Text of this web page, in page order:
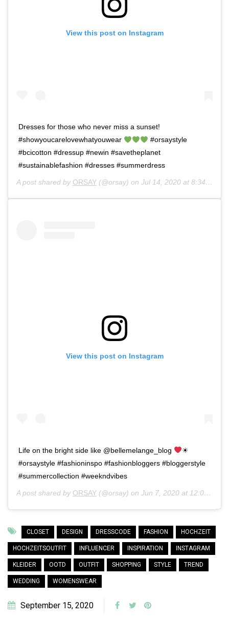
View this post on Instagram
Dresses for those who never miss a sunset!
#showyoucarelovewhatyouwear
#orsaystyle
#bcicotton #dressup #newin #savetheplanet
#sustainablefashion #dresses #summerdress
A post shared by ORSAY (@orsay) on Jul 14, 2020 at 8:34am PDT
View this post on Instagram
Life on the bright side like @bellemelange_blog
☀
#orsaystyle #fashioninspo #fashionbloggers #bloggerstyle
#summercollection #weekndvibes
A post shared by ORSAY (@orsay) on Jun 7, 2020 at 12:00am PDT
CLOSET DESIGN DRESSCODE FASHION HOCHZEIT
HOCHZEITSOUTFIT INFLUENCER INSPIRATION INSTAGRAM
KLEIDER OOTD OUTFIT SHOPPING STYLE TREND
WEDDING WOMENSWEAR
September 15, 2020